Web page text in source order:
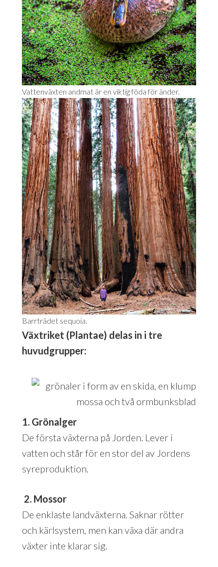
Vattenväxten andmat är en viktig föda för änder.
Barrträdet sequoia.
Växtriket (Plantae) delas in i tre
huvudgrupper:
1. Grönalger
De första växterna på Jorden. Lever i
vatten och står för en stor del av Jordens
syreproduktion.
2. Mossor
De enklaste landväxterna. Saknar rötter
och kärlsystem, men kan växa där andra
växter inte klarar sig.